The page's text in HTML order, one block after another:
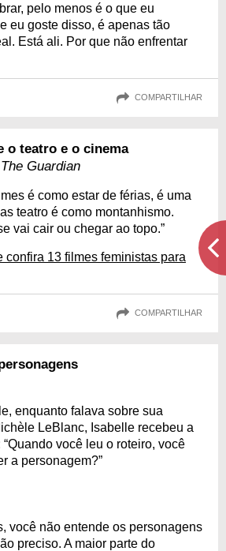
pelo menos é o que eu
eu goste disso, é apenas tão
Está ali. Por que não enfrentar
COMPARTILHAR
o teatro e o cinema
Guardian
é como estar de férias, é uma
teatro é como montanhismo.
vai cair ou chegar ao topo.”
confira 13 filmes feministas para
COMPARTILHAR
enquanto falava sobre sua
LeBlanc, Isabelle recebeu a
você leu o roteiro, você
a personagem?”
você não entende os personagens
preciso. A maior parte do